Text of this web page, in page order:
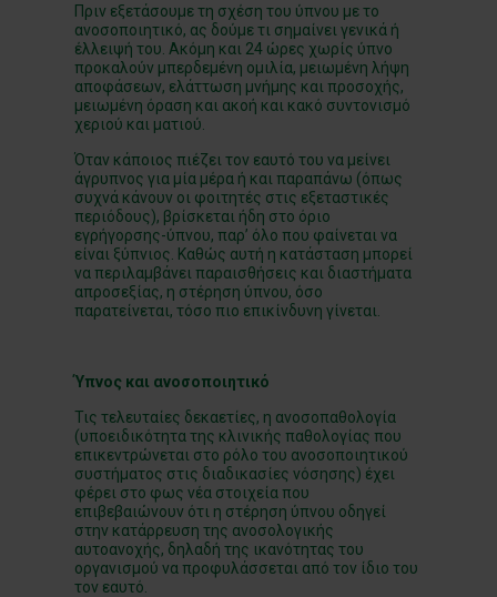
Πριν εξετάσουμε τη σχέση του ύπνου με το
ανοσοποιητικό, ας δούμε τι σημαίνει γενικά ή
έλλειψή του. Ακόμη και 24 ώρες χωρίς ύπνο
προκαλούν μπερδεμένη ομιλία, μειωμένη λήψη
αποφάσεων, ελάττωση μνήμης και προσοχής,
μειωμένη όραση και ακοή και κακό συντονισμό
χεριού και ματιού.
Όταν κάποιος πιέζει τον εαυτό του να μείνει
άγρυπνος για μία μέρα ή και παραπάνω (όπως
συχνά κάνουν οι φοιτητές στις εξεταστικές
περιόδους), βρίσκεται ήδη στο όριο
εγρήγορσης-ύπνου, παρ’ όλο που φαίνεται να
είναι ξύπνιος. Καθώς αυτή η κατάσταση μπορεί
να περιλαμβάνει παραισθήσεις και διαστήματα
απροσεξίας, η στέρηση ύπνου, όσο
παρατείνεται, τόσο πιο επικίνδυνη γίνεται.
Ύπνος και ανοσοποιητικό
Τις τελευταίες δεκαετίες, η ανοσοπαθολογία
(υποειδικότητα της κλινικής παθολογίας που
επικεντρώνεται στο ρόλο του ανοσοποιητικού
συστήματος στις διαδικασίες νόσησης) έχει
φέρει στο φως νέα στοιχεία που
επιβεβαιώνουν ότι η στέρηση ύπνου οδηγεί
στην κατάρρευση της ανοσολογικής
αυτοανοχής, δηλαδή της ικανότητας του
οργανισμού να προφυλάσσεται από τον ίδιο του
τον εαυτό.